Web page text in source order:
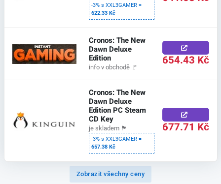
-3% s XXL3GAMER =
622.33 Kč
Cronos: The New
Dawn Deluxe
Edition
info v obchodě 🚩 654.43 Kč
Cronos: The New
Dawn Deluxe
Edition PC Steam
CD Key
je skladem 🏴
-3% s XXL3GAMER =
657.38 Kč
677.71 Kč
Zobrazit všechny ceny